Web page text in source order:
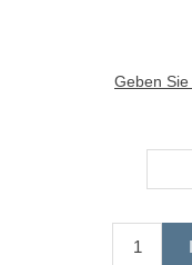
Geben